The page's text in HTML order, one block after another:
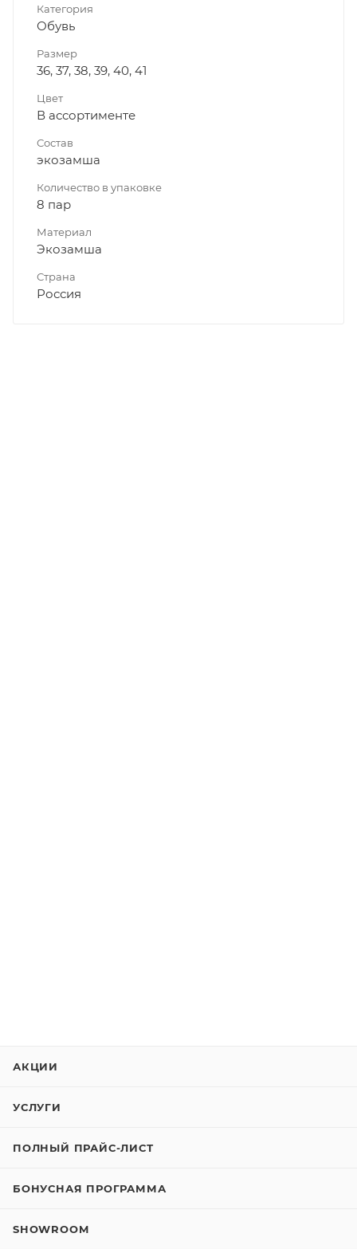
Категория
Обувь
Размер
36, 37, 38, 39, 40, 41
Цвет
В ассортименте
Состав
экозамша
Количество в упаковке
8 пар
Материал
Экозамша
Страна
Россия
АКЦИИ
УСЛУГИ
ПОЛНЫЙ ПРАЙС-ЛИСТ
БОНУСНАЯ ПРОГРАММА
SHOWROOM